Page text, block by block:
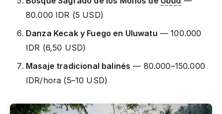
80.000 IDR (5 USD)
Danza Kecak y Fuego en Uluwatu — 100.000
IDR (6,50 USD)
Masaje tradicional balinés — 80.000–150.000
IDR/hora (5–10 USD)